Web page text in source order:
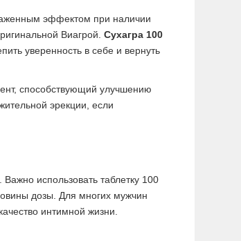
эффектом при наличии
Виагрой. Сухагра 100
уверенность в себе и вернуть
способствующий улучшению
эрекции, если
использовать таблетку 100
дозы. Для многих мужчин
интимной жизни.